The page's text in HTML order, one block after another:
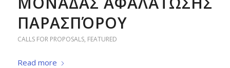
ΠΑΡΑΣΠΌΡΟΥ
CALLS FOR PROPOSALS, FEATURED
Read more